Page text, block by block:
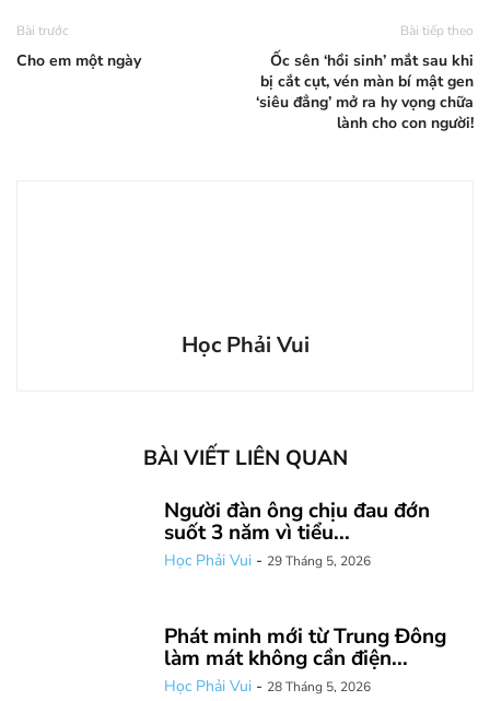
Bài trước
Cho em một ngày
Bài tiếp theo
Ốc sên ‘hồi sinh’ mắt sau khi
bị cắt cụt, vén màn bí mật gen
‘siêu đẳng’ mở ra hy vọng chữa
lành cho con người!
Học Phải Vui
BÀI VIẾT LIÊN QUAN
Người đàn ông chịu đau đớn
suốt 3 năm vì tiểu...
Học Phải Vui - 29 Tháng 5, 2026
Phát minh mới từ Trung Đông
làm mát không cần điện...
Học Phải Vui - 28 Tháng 5, 2026